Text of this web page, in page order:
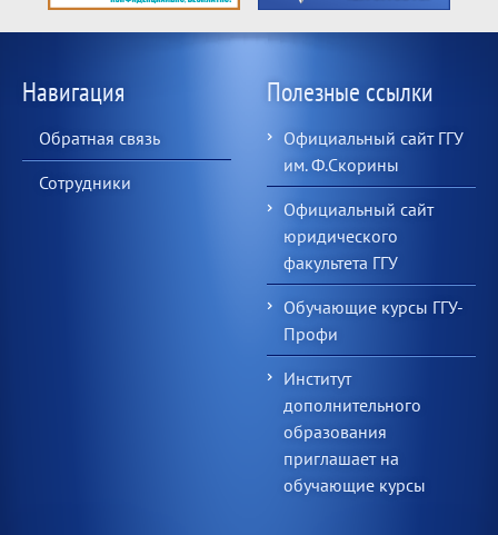
Навигация
Обратная связь
Сотрудники
Полезные ссылки
Официальный сайт ГГУ
им. Ф.Скорины
Официальный сайт
юридического
факультета ГГУ
Обучающие курсы ГГУ-
Профи
Институт
дополнительного
образования
приглашает на
обучающие курсы